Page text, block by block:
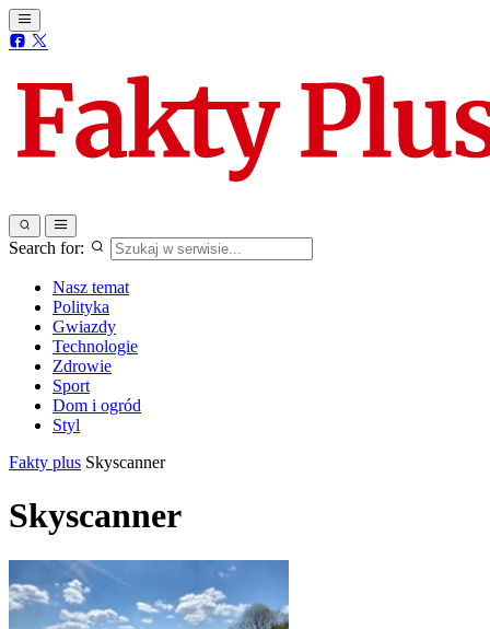
Search for:
Nasz temat
Polityka
Gwiazdy
Technologie
Zdrowie
Sport
Dom i ogród
Styl
Fakty plus Skyscanner
Skyscanner